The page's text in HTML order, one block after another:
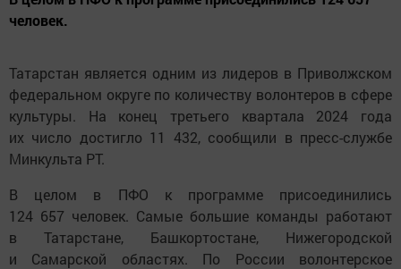
человек.
Татарстан является одним из лидеров в Приволжском
федеральном округе по количеству волонтеров в сфере
культуры. На конец третьего квартала 2024 года
их число достигло 11 432, сообщили в пресс-службе
Минкульта РТ.
В целом в ПФО к программе присоединились
124 657 человек. Самые большие команды работают
в Татарстане, Башкортостане, Нижегородской
и Самарской областях. По России волонтерское